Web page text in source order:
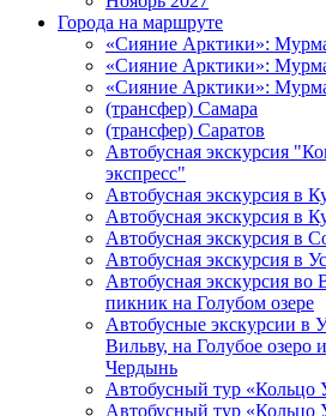
Города на маршруте
«Сияние Арктики»:
«Сияние Арктики»:
«Сияние Арктики»:
(трансфер) Самара
(трансфер) Саратов
Автобусная экскурсия
экспресс"
Автобусная экскурсия в
Автобусная экскурсия в
Автобусная экскурсия в
Автобусная экскурсия в
Автобусная экскурсия во
пикник на Голубом озере
Автобусные экскурсии в
Вильву, на Голубое озеро
Чердынь
Автобусный тур «Кольцо
Автобусный тур «Кольцо